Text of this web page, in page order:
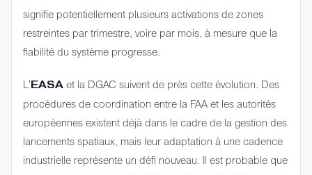
signifie potentiellement plusieurs activations de zones
restreintes par trimestre, voire par mois, à mesure que la
fiabilité du système progresse.
L'EASA et la DGAC suivent de près cette évolution. Des
procédures de coordination entre la FAA et les autorités
européennes existent déjà dans le cadre de la gestion des
lancements spatiaux, mais leur adaptation à une cadence
industrielle représente un défi nouveau. Il est probable que